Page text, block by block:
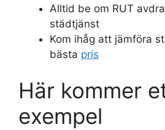
Alltid be om RUT
städtjänst
Kom ihåg att jämföra
bästa pris
Här kommer
exempel